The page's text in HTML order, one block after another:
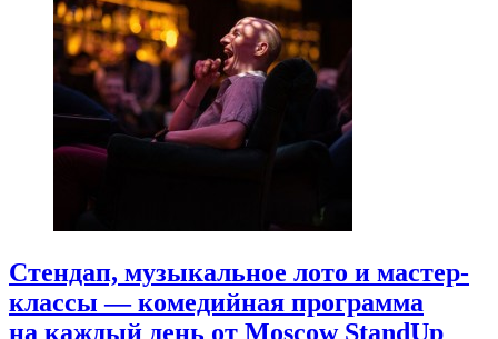
Стендап, музыкальное лото и мастер-
классы — комедийная программа
на каждый день от Moscow StandUp